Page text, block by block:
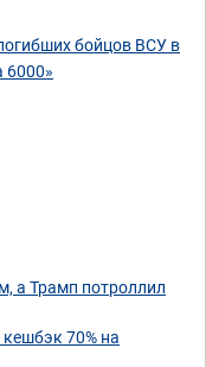
бойцов ВСУ в
6000»
а Трамп потроллил
70% на